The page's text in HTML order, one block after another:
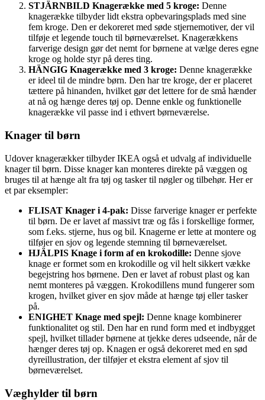
STJÄRNBILD Knagerække med 5 kroge: Denne
knagerække tilbyder lidt ekstra opbevaringsplads med sine
fem kroge. Den er dekoreret med søde stjernemotiver, der vil
tilføje et legende touch til børneværelset. Knagerækkens
farverige design gør det nemt for børnene at vælge deres egne
kroge og holde styr på deres ting.
HÄNGIG Knagerække med 3 kroge: Denne knagerække
er ideel til de mindre børn. Den har tre kroge, der er placeret
tættere på hinanden, hvilket gør det lettere for de små hænder
at nå og hænge deres tøj op. Denne enkle og funktionelle
knagerække vil passe ind i ethvert børneværelse.
Knager til børn
Udover knagerækker tilbyder IKEA også et udvalg af individuelle
knager til børn. Disse knager kan monteres direkte på væggen og
bruges til at hænge alt fra tøj og tasker til nøgler og tilbehør. Her er
et par eksempler:
FLISAT Knager i 4-pak: Disse farverige knager er perfekte
til børn. De er lavet af massivt træ og fås i forskellige former,
som f.eks. stjerne, hus og bil. Knagerne er lette at montere og
tilføjer en sjov og legende stemning til børneværelset.
HJÄLPIS Knage i form af en krokodille: Denne sjove
knage er formet som en krokodille og vil helt sikkert vække
begejstring hos børnene. Den er lavet af robust plast og kan
nemt monteres på væggen. Krokodillens mund fungerer som
krogen, hvilket giver en sjov måde at hænge tøj eller tasker
på.
ENIGHET Knage med spejl: Denne knage kombinerer
funktionalitet og stil. Den har en rund form med et indbygget
spejl, hvilket tillader børnene at tjekke deres udseende, når de
hænger deres tøj op. Knagen er også dekoreret med en sød
dyreillustration, der tilføjer et ekstra element af sjov til
børneværelset.
Væghylder til børn